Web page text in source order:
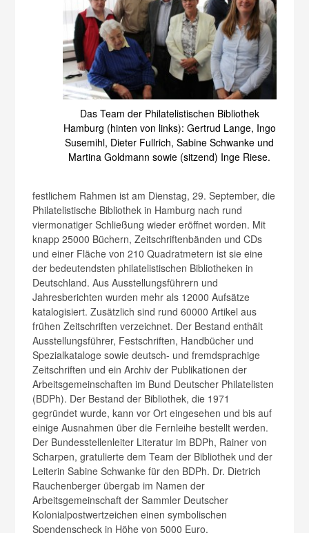
Das Team der Philatelistischen Bibliothek
Hamburg (hinten von links): Gertrud Lange, Ingo
Susemihl, Dieter Fullrich, Sabine Schwanke und
Martina Goldmann sowie (sitzend) Inge Riese.
festlichem Rahmen ist am Dienstag, 29. September, die
Philatelistische Bibliothek in Hamburg nach rund
viermonatiger Schließung wieder eröffnet worden. Mit
knapp 25000 Büchern, Zeitschriftenbänden und CDs
und einer Fläche von 210 Quadratmetern ist sie eine
der bedeutendsten philatelistischen Bibliotheken in
Deutschland. Aus Ausstellungsführern und
Jahresberichten wurden mehr als 12000 Aufsätze
katalogisiert. Zusätzlich sind rund 60000 Artikel aus
frühen Zeitschriften verzeichnet. Der Bestand enthält
Ausstellungsführer, Festschriften, Handbücher und
Spezialkataloge sowie deutsch- und fremdsprachige
Zeitschriften und ein Archiv der Publikationen der
Arbeitsgemeinschaften im Bund Deutscher Philatelisten
(BDPh). Der Bestand der Bibliothek, die 1971
gegründet wurde, kann vor Ort eingesehen und bis auf
einige Ausnahmen über die Fernleihe bestellt werden.
Der Bundesstellenleiter Literatur im BDPh, Rainer von
Scharpen, gratulierte dem Team der Bibliothek und der
Leiterin Sabine Schwanke für den BDPh. Dr. Dietrich
Rauchenberger übergab im Namen der
Arbeitsgemeinschaft der Sammler Deutscher
Kolonialpostwertzeichen einen symbolischen
Spendenscheck in Höhe von 5000 Euro.